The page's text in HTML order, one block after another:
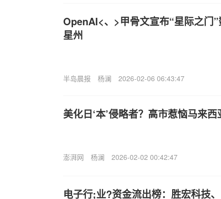
OpenAI<、>甲骨文宣布“星际之门
星州
半岛晨报 杨澜 2026-02-06 06:43:47
美化日‘本’侵略者？高市惹恼马来西
澎湃网 杨澜 2026-02-02 00:42:47
电子行;业?资金流出榜：胜宏科技